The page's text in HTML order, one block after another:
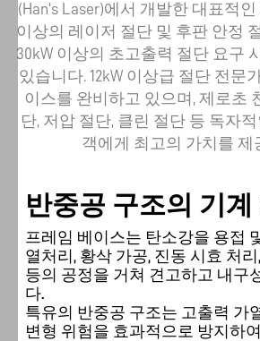
(Han's Laser)에서 개발한 대표적인
이상의 레이저 절단 및 후판 안정
30kW 이상의 초고출력 절단 요구
있습니다. 12kW 이상급 절단 전문
이스를 완비하고 있으며, 제로초
단, 저압 절단, 클린 절단 등 독자
반중공 구조의 기계
프레임 베이스는 탄소강을 용접
열처리, 황삭 가공, 진동 시효 처
등의 공정을 거쳐 견고하고 내구
다.
특유의 반중공 구조는 고출력 가
변형 위험을 효과적으로 방지하